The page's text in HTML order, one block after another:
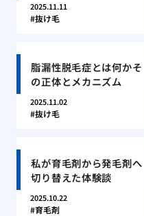
2025.11.11
抜け毛
脂漏性脱毛症とは何かそ
の正体とメカニズム
2025.11.02
抜け毛
私が育毛剤から発毛剤へ
切り替えた体験談
2025.10.22
育毛剤